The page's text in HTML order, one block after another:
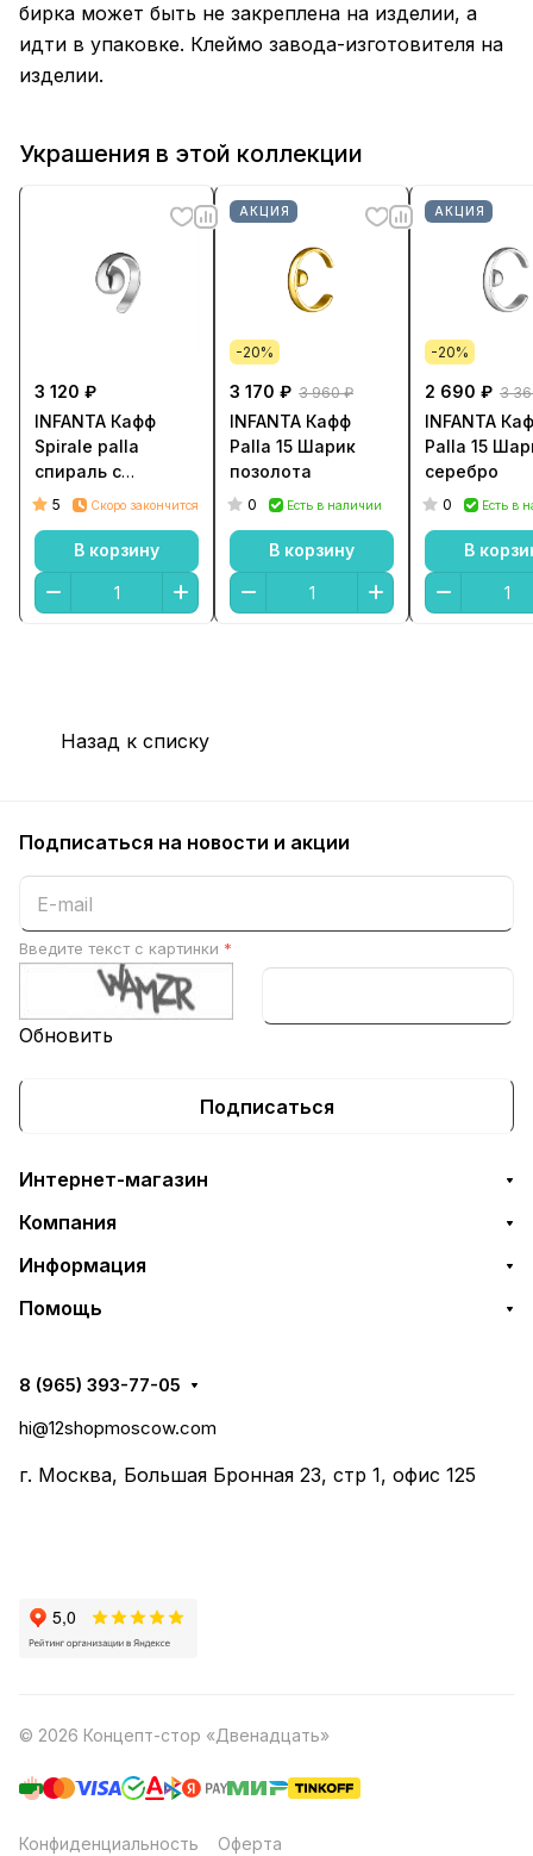
бирка может быть не закреплена на изделии, а
идти в упаковке. Клеймо завода-изготовителя на
изделии.
Украшения в этой коллекции
3 120 ₽
INFANTA Кафф
Spirale palla
спираль с
шариком серебро
5 Скоро закончится
В корзину
АКЦИЯ
-20%
3 170 ₽ 3 960 ₽
INFANTA Кафф
Palla 15 Шарик
позолота
0 Есть в наличии
В корзину
АКЦИЯ
-20%
2 690 ₽ 3
INFANTA
Palla 15
серебро
0 Есть в
В
Назад к списку
Подписаться на новости и акции
Введите текст с картинки *
Обновить
Подписаться
Интернет-магазин
Компания
Информация
Помощь
8 (965) 393-77-05
hi@12shopmoscow.com
г. Москва, Большая Бронная 23, стр 1, офис 125
© 2026 Концепт-стор «Двенадцать»
Конфиденциальность Оферта